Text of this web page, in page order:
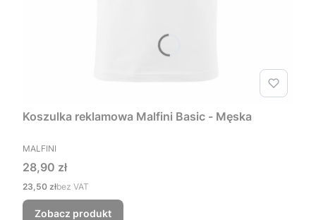
Koszulka reklamowa Malfini Basic - Męska
PRODUCENT
MALFINI
Cena
28,90 zł
Cena
23,50 złbez VAT
Zobacz produkt